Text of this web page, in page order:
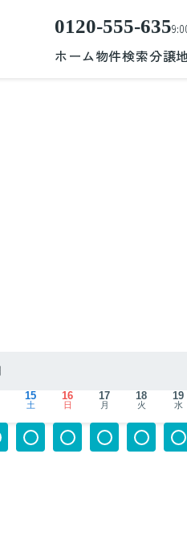
0120-555-635
ホーム物件検索分譲
15
土
16
日
17
月
18
火
19
水